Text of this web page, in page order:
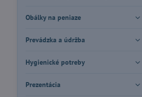
Obálky na peniaze
Prevádzka a údržba
Hygienické potreby
Prezentácia